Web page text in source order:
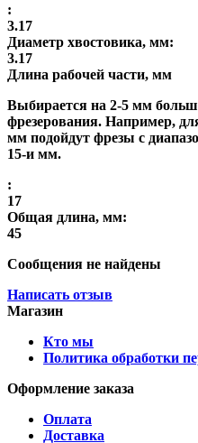
:
3.17
Диаметр хвостовика, мм:
3.17
Длина рабочей части, мм
Выбирается на 2-5 мм
фрезерования. Например,
мм подойдут фрезы с
15-и мм.
:
17
Общая длина, мм:
45
Сообщения не найдены
Написать отзыв
Магазин
Кто мы
Политика обработки
Оформление заказа
Оплата
Доставка